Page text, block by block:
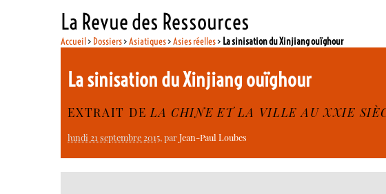
La Revue des Ressources
Accueil> Dossiers>Asiatiques>Asies réelles> La sinisation du Xinjiang ouïghour
La sinisation du Xinjiang ouïghour
EXTRAIT DE LA CHINE ET LA VILLE AU XXIE
lundi 21 septembre 2015, parJean-Paul Loubes